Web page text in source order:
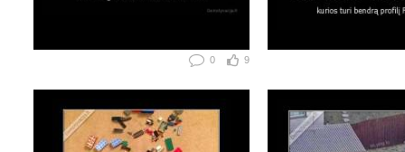
0 9